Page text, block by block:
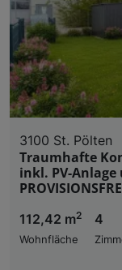
3100 St. Pölten
Traumhafte
inkl. PV-Anlage
112,42 m2
Wohnfläche
4